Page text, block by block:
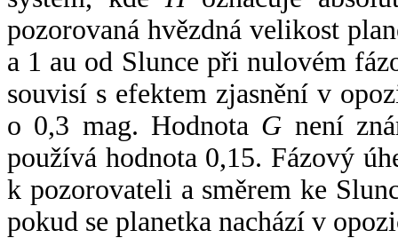
pozorovaná hvězdná velikost
a 1 au od Slunce při nulovém
souvisí s efektem zjasnění v
o 0,3 mag. Hodnota G není
používá hodnota 0,15. Fázový
k pozorovateli a směrem ke
pokud se planetka nachází v